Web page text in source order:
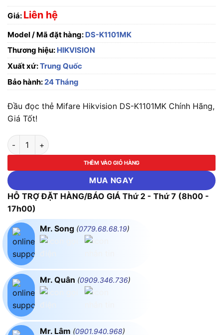
Giá: Liên hệ
Model / Mã đặt hàng: DS-K1101MK
Thương hiệu: HIKVISION
Xuất xứ:Trung Quốc
Bảo hành: 24 Tháng
Đầu đọc thẻ Mifare Hikvision DS-K1101MK Chính Hãng,
Giá Tốt!
Đầu đọc thẻ Mifare Hikvision DS-K1101MK số lượng
THÊM VÀO GIỎ HÀNG
MUA NGAY
HỖ TRỢ ĐẶT HÀNG/BÁO GIÁ Thứ 2 - Thứ 7 (8h00 -
17h00)
Mr. Song (0779.68.68.19)
Mr. Quân (0909.346.736)
Mr. Lâm (0901.940.968)